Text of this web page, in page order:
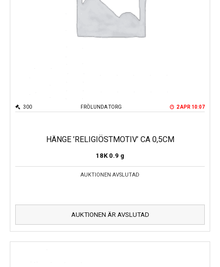
FRÖLUNDA TORG
300 2 APR 10:07
HÄNGE ’RELIGIÖSTMOTIV’ CA 0,5CM
18K 0.9 g
AUKTIONEN AVSLUTAD
AUKTIONEN ÄR AVSLUTAD